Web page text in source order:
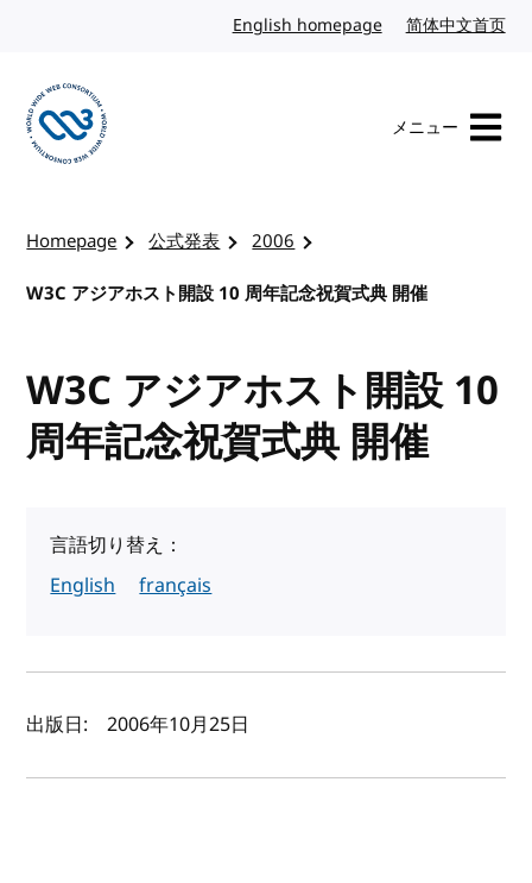
English homepage英語简体中文首页中
メニュー
Homepage 公式発表
2006
W3C アジアホスト開設 10 周年記念祝賀式典 開催
W3C アジアホスト開設 10
周年記念祝賀式典 開催
言語切り替え：
English
français
著者と公開日
出版日: 2006年10月25日